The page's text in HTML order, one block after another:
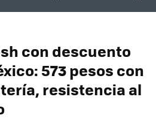
con descuento
573 pesos con
resistencia al